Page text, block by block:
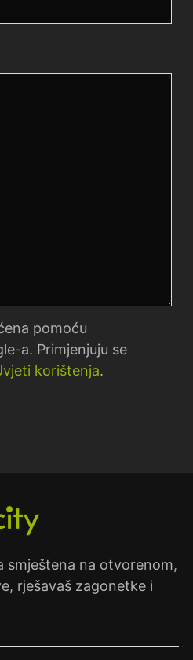
pomoću
a. Primjenjuju se
korištenja.
smještena na otvorenom,
rješavaš zagonetke i